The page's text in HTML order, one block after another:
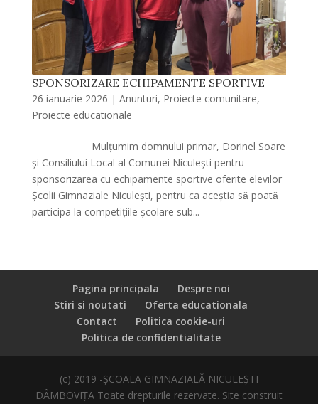
SPONSORIZARE ECHIPAMENTE SPORTIVE
26 ianuarie 2026 | Anunturi, Proiecte comunitare,
Proiecte educationale
Mulțumim domnului primar, Dorinel Soare
şi Consiliului Local al Comunei Niculeşti pentru
sponsorizarea cu echipamente sportive oferite elevilor
Școlii Gimnaziale Niculeşti, pentru ca aceştia sǎ poatǎ
participa la competițiile şcolare sub...
Pagina principala
Despre noi
Stiri si noutati
Oferta educationala
Contact
Politica cookie-uri
Politica de confidentialitate
(c) 2019 -ȘCOALA GIMNAZIALĂ NICULEȘTI
DÂMBOVIȚA Toate drepturile rezervate. Site construit